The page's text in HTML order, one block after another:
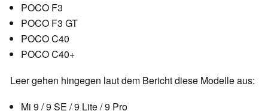
POCO F3
POCO F3 GT
POCO C40
POCO C40+
Leer gehen hingegen laut dem Bericht diese Modelle aus:
Mi 9 / 9 SE / 9 Lite / 9 Pro